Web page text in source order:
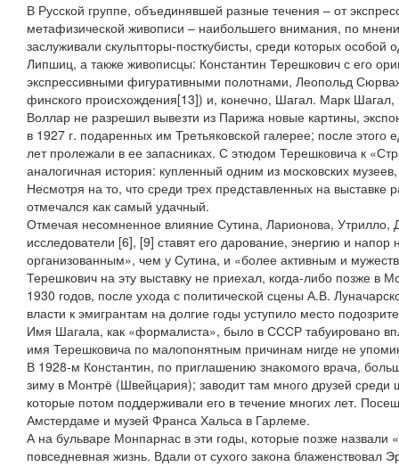
В Русской группе, объединявшей разные течения – от
метафизической живописи – наибольшего внимания, по
заслуживали скульпторы-посткубисты, среди которых
Липшиц, а также живописцы: Константин Терешкович с его
экспрессивными фигуративными полотнами, Леопольд
финского происхождения[13]) и, конечно, Шагал. Марк
Воллар не разрешил вывезти из Парижа новые картины,
в 1927 г. подаренных им Третьяковской галерее; после этого
лет пролежали в ее запасниках. С этюдом Терешковича к
аналогичная история: купленный одним из московских
Несмотря на то, что среди трех представленных на выставке
отмечался как самый удачный.
Отмечая несомненное влияние Сутина, Ларионова, Утрилло,
исследователи [6], [9] ставят его дарование, энергию и
организованным», чем у Сутина, и «более активным и
Терешкович на эту выставку не приехал, когда-либо позже в
1930 годов, после ухода с политической сцены А.В.
власти к эмигрантам на долгие годы уступило место
Имя Шагала, как «формалиста», было в СССР табуировано
имя Терешковича по малопонятным причинам нигде не
В 1928-м Константин, по приглашению знакомого врача,
зиму в Монтрё (Швейцария); заводит там много друзей среди
которые потом поддерживали его в течение многих лет.
Амстердаме и музей Франса Хальса в Гарлеме.
А на бульваре Монпарнас в эти годы, которые позже назвали
повседневная жизнь. Вдали от сухого закона блаженствовал